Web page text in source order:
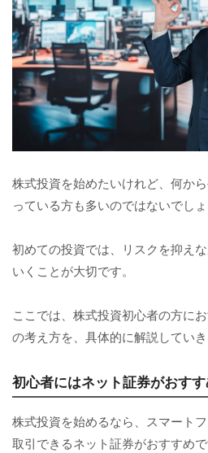
株式投資を始めたいけれど、何か
っている方も多いのではないでしょ
初めての投資では、リスクを抑え
いくことが大切です。
ここでは、株式投資初心者の方に
の考え方を、具体的に解説していき
初心者にはネット証券がおす
株式投資を始めるなら、スマート
取引できるネット証券がおすすめで